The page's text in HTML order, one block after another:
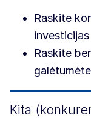
Raskite
investicijas
Raskite
galėtumėte
Kita